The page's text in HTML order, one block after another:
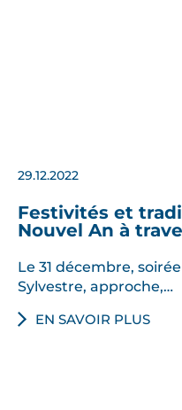
29.12.2022
Festivités et
Nouvel An à
Le 31 décembre,
Sylvestre, approche,…
EN SAVOIR PLUS